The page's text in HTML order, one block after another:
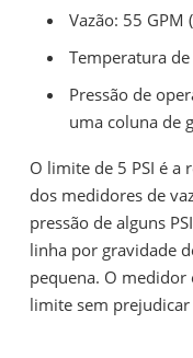
Vazão: 55
Temperatura de
Pressão de
uma coluna de
O limite de 5 PSI é a
dos medidores de
pressão de alguns
linha por gravidade
pequena. O medidor
limite sem